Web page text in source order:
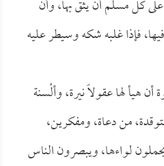
كل مسلم أن يثق بها، وأن
فإذا غلبه شكه وسيطر عليه
هيأ لها عقولاً نيرة، وألْسنة
من دعاة، ومفكرين،
لواءها، ويبصرون الناس